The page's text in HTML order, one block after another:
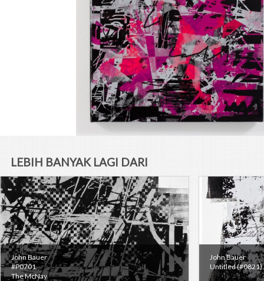
LEBIH BANYAK LAGI DARI
SENIMAN
John Bauer
#P0701
The McNay
John Bauer
Untitled (#0821)